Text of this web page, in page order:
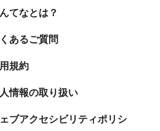
てなとは？
あるご質問
規約
情報の取り扱い
ブアクセシビリティポリシ